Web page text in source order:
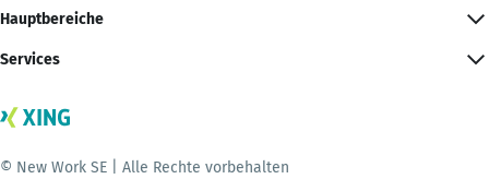
Hauptbereiche
Services
© New Work SE | Alle Rechte vorbehalten